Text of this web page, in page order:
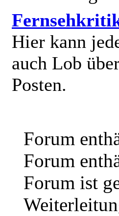
Hier kann
auch Lob
Posten.
Forum
Forum
Forum ist